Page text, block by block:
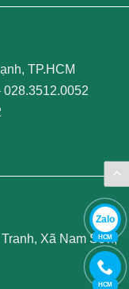
TP.HCM
028.3512.0052
Xã Nam Sơn,
Zalo
HCM
HCM